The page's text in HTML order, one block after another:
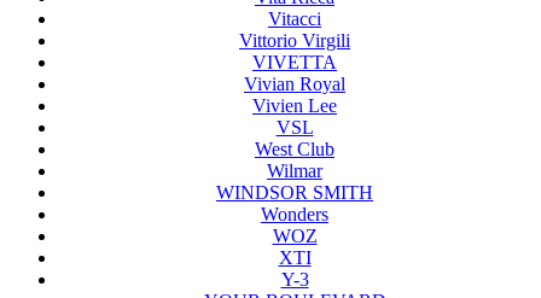
Vitacci
Vittorio Virgili
VIVETTA
Vivian Royal
Vivien Lee
VSL
West Club
Wilmar
WINDSOR SMITH
Wonders
WOZ
XTI
Y-3